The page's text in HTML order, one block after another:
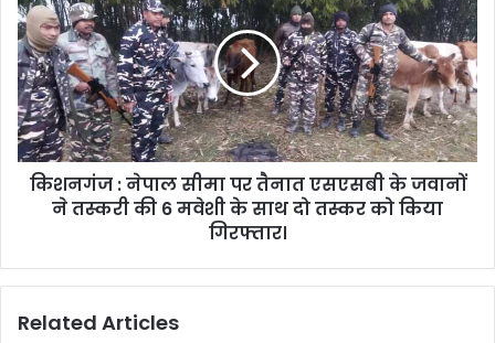
किशनगंज : नेपाल सीमा पर तैनात एसएसबी के जवानों
ने तस्करी की 6 मवेशी के साथ दो तस्कर को किया
गिरफ्तार।
Related Articles